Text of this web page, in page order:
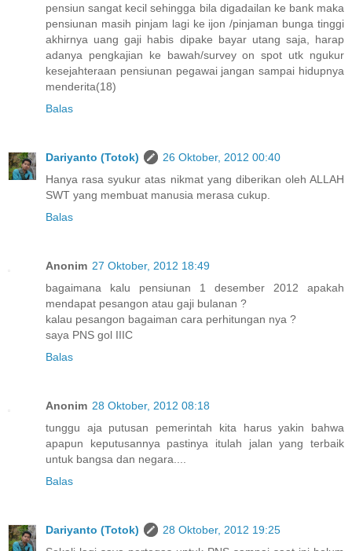
pensiun sangat kecil sehingga bila digadailan ke bank maka
pensiunan masih pinjam lagi ke ijon /pinjaman bunga tinggi
akhirnya uang gaji habis dipake bayar utang saja, harap
adanya pengkajian ke bawah/survey on spot utk ngukur
kesejahteraan pensiunan pegawai jangan sampai hidupnya
menderita(18)
Balas
Dariyanto (Totok)
26 Oktober, 2012 00:40
Hanya rasa syukur atas nikmat yang diberikan oleh ALLAH
SWT yang membuat manusia merasa cukup.
Balas
Anonim 27 Oktober, 2012 18:49
bagaimana kalu pensiunan 1 desember 2012 apakah
mendapat pesangon atau gaji bulanan ?
kalau pesangon bagaiman cara perhitungan nya ?
saya PNS gol IIIC
Balas
Anonim 28 Oktober, 2012 08:18
tunggu aja putusan pemerintah kita harus yakin bahwa
apapun keputusannya pastinya itulah jalan yang terbaik
untuk bangsa dan negara....
Balas
Dariyanto (Totok)
28 Oktober, 2012 19:25